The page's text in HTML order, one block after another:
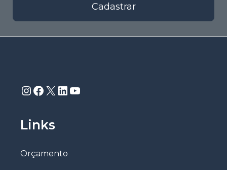
Cadastrar
Instagram
Facebook
X LinkedIn
Youtube
Links
Orçamento